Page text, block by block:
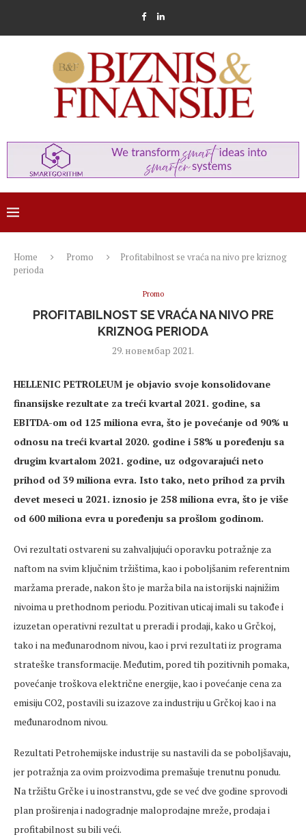
Home Promo
Profitabilnost se vraća na nivo pre kriznog
perioda
Promo
PROFITABILNOST SE VRAĆA NA NIVO PRE
KRIZNOG PERIODA
29. новембар 2021.
HELLENIC PETROLEUM je objavio svoje konsolidovane
finansijske rezultate za treći kvartal 2021. godine, sa
EBITDA-om od 125 miliona evra, što je povećanje od 90% u
odnosu na treći kvartal 2020. godine i 58% u poređenju sa
drugim kvartalom 2021. godine, uz odgovarajući neto
prihod od 39 miliona evra. Isto tako, neto prihod za prvih
devet meseci u 2021. iznosio je 258 miliona evra, što je više
od 600 miliona evra u poređenju sa prošlom godinom.
Ovi rezultati ostvareni su zahvaljujući oporavku potražnje za
naftom na svim ključnim tržištima, kao i poboljšanim referentnim
maržama prerade, nakon što je marža bila na istorijski najnižim
nivoima u prethodnom periodu. Pozitivan uticaj imali su takođe i
izuzetan operativni rezultat u preradi i prodaji, kako u Grčkoj,
tako i na međunarodnom nivou, kao i prvi rezultati iz programa
strateške transformacije. Međutim, pored tih pozitivnih pomaka,
povećanje troškova električne energije, kao i povećanje cena za
emisiju CO2, postavili su izazove za industriju u Grčkoj kao i na
međunarodnom nivou.
Rezultati Petrohemijske industrije su nastavili da se poboljšavaju,
jer potražnja za ovim proizvodima premašuje trenutnu ponudu.
Na tržištu Grčke i u inostranstvu, gde se već dve godine sprovodi
plan proširenja i nadogradnje maloprodajne mreže, prodaja i
profitabilnost su bili veći.